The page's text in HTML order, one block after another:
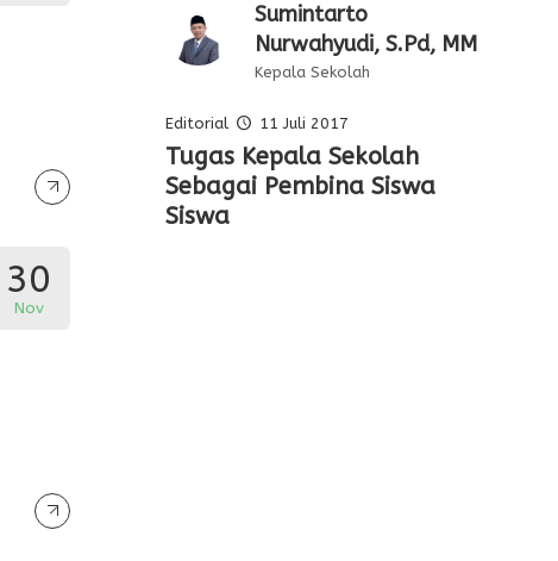
30
Nov
Sumintarto
Nurwahyudi, S.Pd, MM
Kepala Sekolah
Pelajaran Serta
Keteladanan Dari Para
Pahlawan
Editorial 11 Juli 2017
Tugas Kepala Sekolah
Sebagai Pembina Siswa
Siswa
Editorial Oleh Kepala
Sekolah
Membentuk Karakter Siswa
Di Sekolah